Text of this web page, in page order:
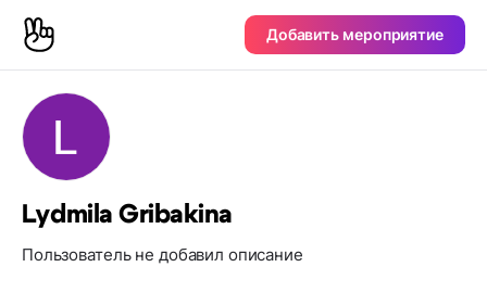
Добавить мероприятие
Lydmila Gribakina
Пользователь не добавил описание